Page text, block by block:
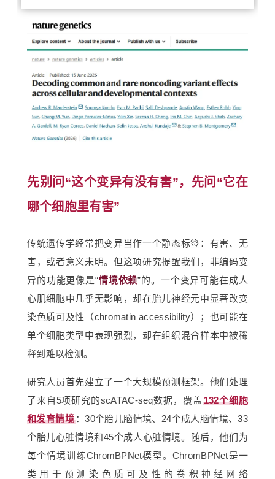
先别问“这个变异有没有害”，先问“它在
哪个细胞里有害”
传统遗传学经常把变异当作一个静态标签：有害、无
害，或者意义未明。但这项研究提醒我们，非编码变
异的功能更像是“情境依赖”的。一个变异可能在成人
心肌细胞中几乎无影响，却在胎儿神经元中显著改变
染色质可及性（chromatin accessibility）；也可能在
单个细胞类型中表现强烈，却在组织混合样本中被稀
释到难以检测。
研究人员首先建立了一个大规模预测框架。他们处理
了来自5项研究的scATAC-seq数据，覆盖 132个细胞
和发育情境 ：30个胎儿脑情境、24个成人脑情境、33
个胎儿心脏情境和45个成人心脏情境。随后，他们为
每个情境训练ChromBPNet模型。ChromBPNet是一
类用于预测染色质可及性的卷积神经网络